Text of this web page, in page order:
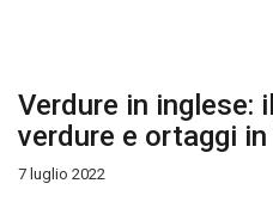
Verdure in inglese:
verdure e ortaggi
7 luglio 2022